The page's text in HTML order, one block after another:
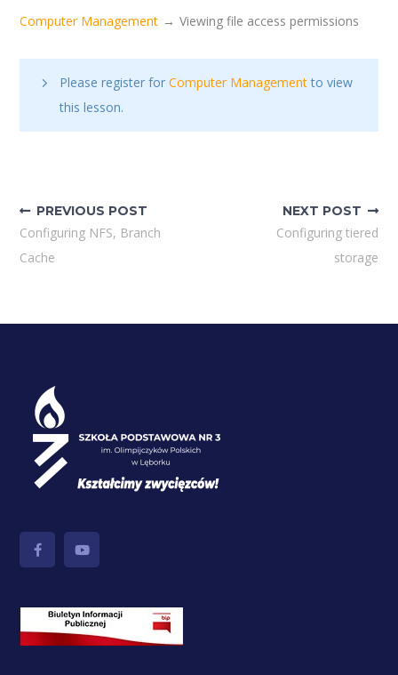
Computer Management Viewing file access permissions
Please register forComputer Managementto view
this lesson.
wpisu
PREVIOUS POST
Configuring NFS, Branch
Cache
NEXT POST
Configuring tiered
storage